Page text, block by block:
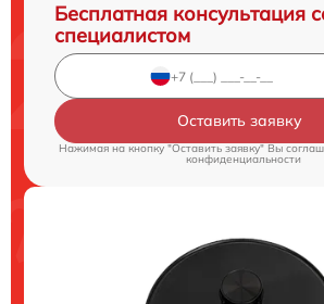
Бесплатная консультация
специалистом
Оставить заявку
Нажимая на кнопку "Оставить заявку" Вы
конфиденциальности